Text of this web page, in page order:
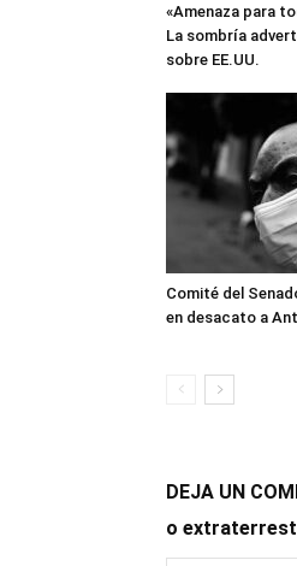
«Amenaza para
La sombría
sobre EE.UU.
Comité del
en desacato a
DEJA UN
o